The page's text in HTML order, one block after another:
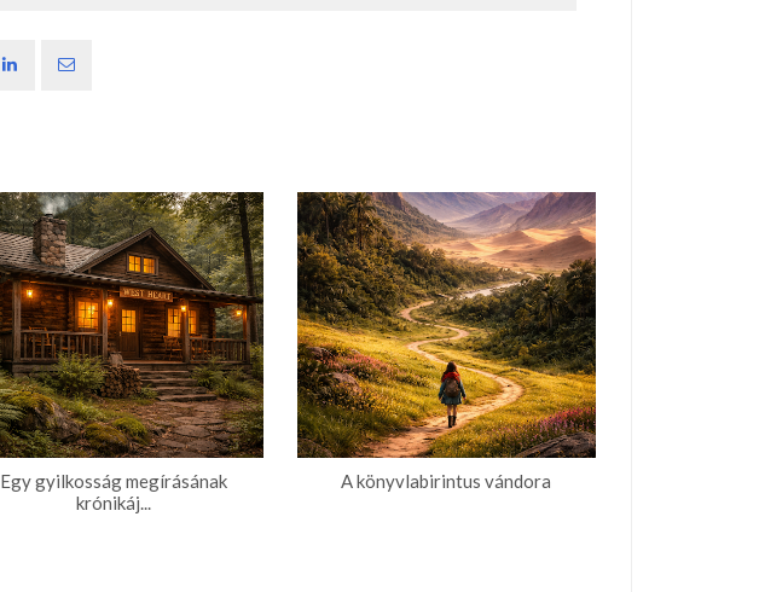
Egy gyilkosság megírásának
krónikáj...
A könyvlabirintus vándora